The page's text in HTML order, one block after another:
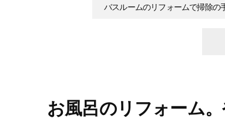
バスルームのリフォームで掃除の
お風呂のリフォーム